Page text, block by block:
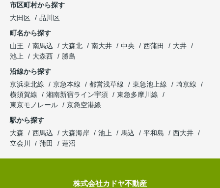
市区町村から探す
大田区
品川区
町名から探す
山王
南馬込 大森北 南大井 中央 西蒲田
大井
池上
大森西
勝島
沿線から探す
京浜東北線
京急本線 都営浅草線 東急池上線
埼京線
横須賀線
湘南新宿ライン宇須
東急多摩川線
東京モノレール
京急空港線
駅から探す
大森
西馬込 大森海岸 池上 馬込 平和島
西大井
立会川
蒲田 蓮沼
株式会社カドヤ不動産